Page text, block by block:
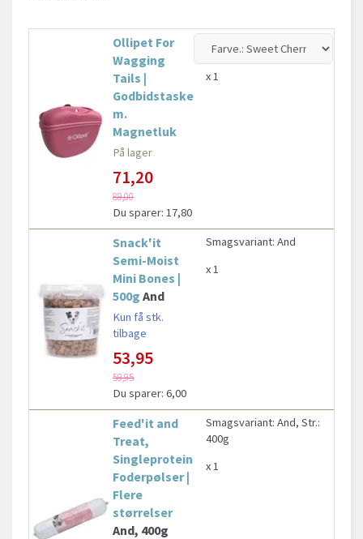
Ollipet For
Wagging
Tails |
Godbidstaske
m.
Magnetluk
På lager
71,20
89,00
Du sparer: 17,80
x 1
Snack'it
Semi-Moist
Mini Bones |
500g And
Kun få stk.
tilbage
53,95
59,95
Du sparer: 6,00
Smagsvariant: And
x 1
Feed'it and
Treat,
Singleprotein
Foderpølser |
Flere
størrelser
And, 400g
Smagsvariant: And, Str.:
400g
x 1